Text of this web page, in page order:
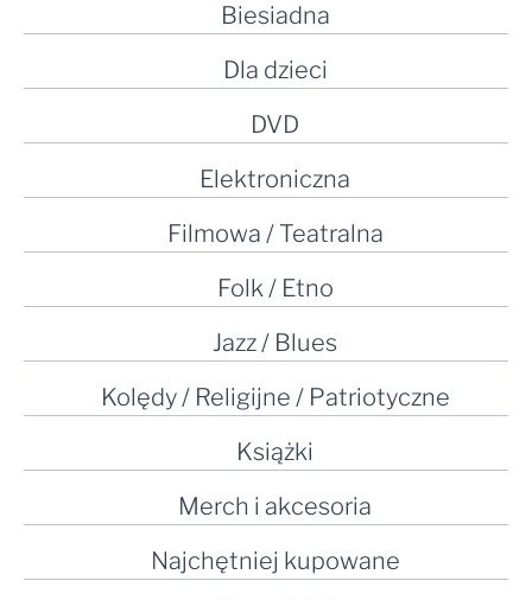
Biesiadna
Dla dzieci
DVD
Elektroniczna
Filmowa / Teatralna
Folk / Etno
Jazz / Blues
Kolędy / Religijne / Patriotyczne
Książki
Merch i akcesoria
Najchętniej kupowane